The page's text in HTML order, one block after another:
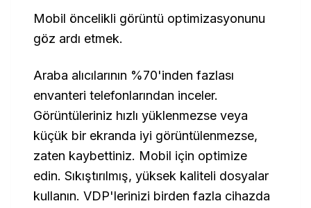
Mobil öncelikli görüntü optimizasyonunu
göz ardı etmek.
Araba alıcılarının %70'inden fazlası
envanteri telefonlarından inceler.
Görüntüleriniz hızlı yüklenmezse veya
küçük bir ekranda iyi görüntülenmezse,
zaten kaybettiniz. Mobil için optimize
edin. Sıkıştırılmış, yüksek kaliteli dosyalar
kullanın. VDP'lerinizi birden fazla cihazda